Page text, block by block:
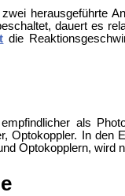
herausgeführte
dauert es
die
als
Optokoppler. In den
Optokopplern,